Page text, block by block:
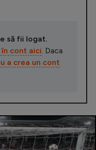
să fii logat.
în cont aici . Daca
a crea un cont